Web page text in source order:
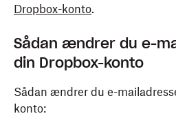
Dropbox-konto.
Sådan ændrer du e-
din Dropbox-konto
Sådan ændrer du e-
konto: